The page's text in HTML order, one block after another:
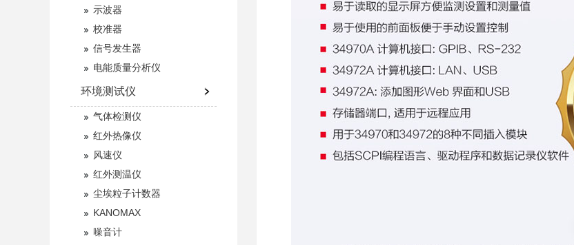
示波器
校准器
信号发生器
电能质量分析仪
环境测试仪
气体检测仪
红外热像仪
风速仪
红外测温仪
尘埃粒子计数器
KANOMAX
噪音计